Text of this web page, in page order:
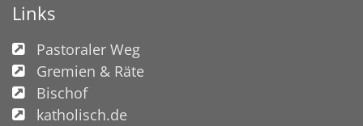
Links
Pastoraler Weg
Gremien & Räte
Bischof
katholisch.de